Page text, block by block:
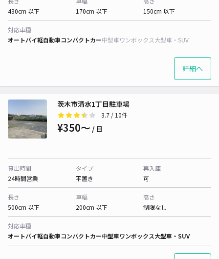
430cm 以下
170cm 以下
150cm 以下
対応車種
オートバイ軽自動車コンパクトカー中型車ワンボックス大型車・SUV
詳細へ
茨木市清水1丁目駐車場
3.7 / 10件
¥350〜 / 日
貸出時間
24時間営業
タイプ
平置き
再入庫
可
長さ
500cm 以下
車幅
200cm 以下
高さ
制限なし
対応車種
オートバイ軽自動車コンパクトカー中型車ワンボックス大型車・SUV